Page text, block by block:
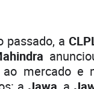
passado, a
ao mercado e